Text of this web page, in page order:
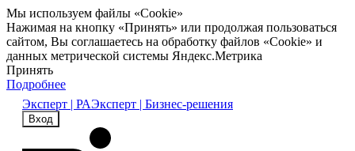
Мы используем файлы «Cookie»
Нажимая на кнопку «Принять» или продолжая пользоваться
сайтом, Вы соглашаетесь на обработку файлов «Cookie» и
данных метрической системы Яндекс.Метрика
Принять
Подробнее
Эксперт | РАЭксперт | Бизнес-решения
Вход